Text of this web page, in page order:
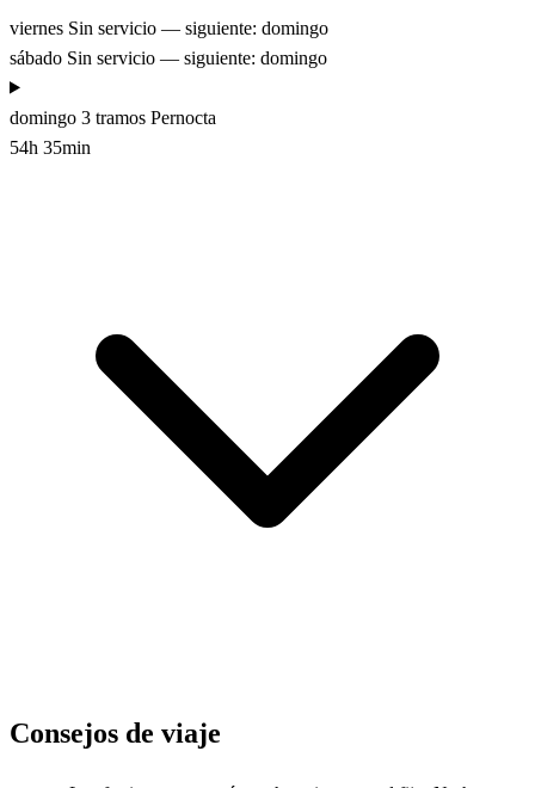
viernes Sin servicio — siguiente: domingo
sábado Sin servicio — siguiente: domingo
domingo 3 tramos Pernocta
54h 35min
Consejos de viaje